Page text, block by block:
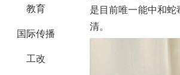
教育
国际传播
工改
是目前唯一能中和
清。